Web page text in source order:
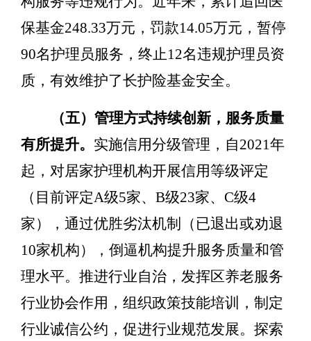
保基金248.33万元 ，罚款14.05万元 ，暂停
90名护理员服务，终止12名违规护理员资
质，有效维护了长护险基金安全。
（五）管理方式持续创新，服务质量
有所提升。 实施信用分级管理 ， 自2021年
起，对居家护理机构开展信用等级评定
（目前评定A级5家、B级23家、C级4
家），通过优胜劣汰机制（已退出或劝退
10家机构），倒逼机构提升服务质量和管
理水平。推进行业自治 ，发挥区养老服务
行业协会作用，组织政策技能培训，制定
行业诚信公约，促进行业规范发展。探索